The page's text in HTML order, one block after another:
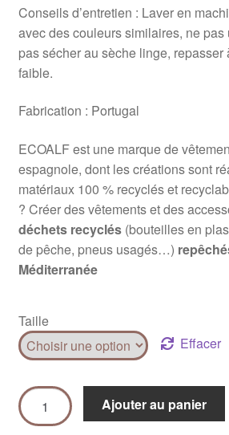
Conseils d’entretien : Laver en
avec des couleurs similaires, ne
pas sécher au sèche linge, repasser
faible.
Fabrication : Portugal
ECOALF est une marque de
espagnole, dont les créations sont
matériaux 100 % recyclés et
? Créer des vêtements et des
déchets recyclés(bouteilles en
de pêche, pneus usagés…)
Méditerranée
Taille
Effacer
Ajouter au panier